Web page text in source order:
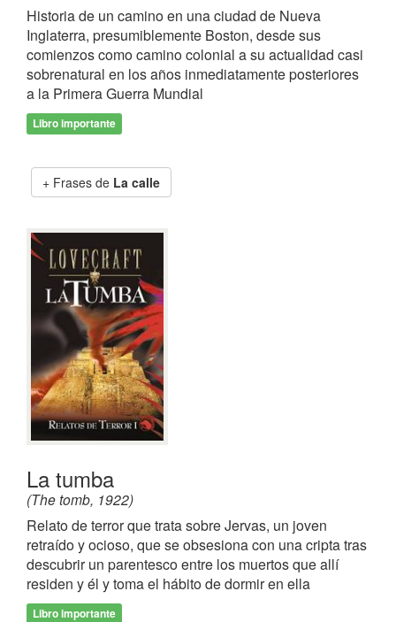
Historia de un camino en una ciudad de Nueva
Inglaterra, presumiblemente Boston, desde sus
comienzos como camino colonial a su actualidad casi
sobrenatural en los años inmediatamente posteriores
a la Primera Guerra Mundial
Libro importante
Frases de La calle
La tumba
(The tomb, 1922)
Relato de terror que trata sobre Jervas, un joven
retraído y ocioso, que se obsesiona con una cripta tras
descubrir un parentesco entre los muertos que allí
residen y él y toma el hábito de dormir en ella
Libro importante